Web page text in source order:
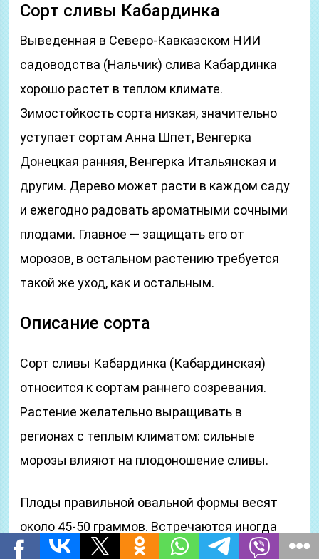
Сорт сливы Кабардинка
Выведенная в Северо-Кавказском НИИ
садоводства (Нальчик) слива Кабардинка
хорошо растет в теплом климате.
Зимостойкость сорта низкая, значительно
уступает сортам Анна Шпет, Венгерка
Донецкая ранняя, Венгерка Итальянская и
другим. Дерево может расти в каждом саду
и ежегодно радовать ароматными сочными
плодами. Главное — защищать его от
морозов, в остальном растению требуется
такой же уход, как и остальным.
Описание сорта
Сорт сливы Кабардинка (Кабардинская)
относится к сортам раннего созревания.
Растение желательно выращивать в
регионах с теплым климатом: сильные
морозы влияют на плодоношение сливы.
Плоды правильной овальной формы весят
около 45-50 граммов. Встречаются иногда
сливы-двойняшки массой около 90 граммов.